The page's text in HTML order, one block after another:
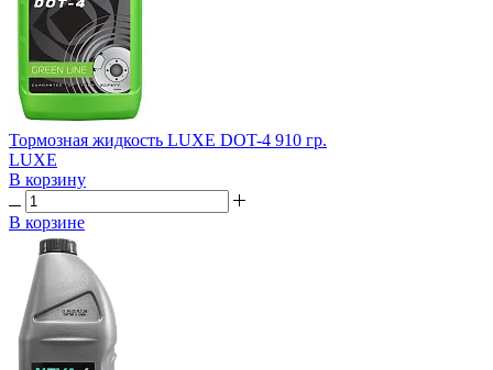
Тормозная жидкость LUXE DOT-4 910 гр.
LUXE
В корзину
В корзине